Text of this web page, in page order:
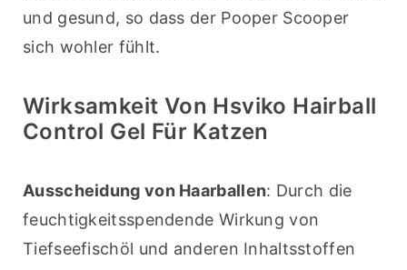
und gesund, so dass der Pooper Scooper
sich wohler fühlt.
Wirksamkeit Von Hsviko Hairball
Control Gel Für Katzen
Ausscheidung von Haarballen: Durch die
feuchtigkeitsspendende Wirkung von
Tiefseefischöl und anderen Inhaltsstoffen